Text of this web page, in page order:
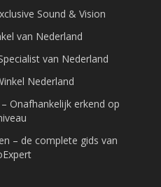
Sound & Vision
van Nederland
van Nederland
Nederland
Onafhankelijk erkend op
– de complete gids van